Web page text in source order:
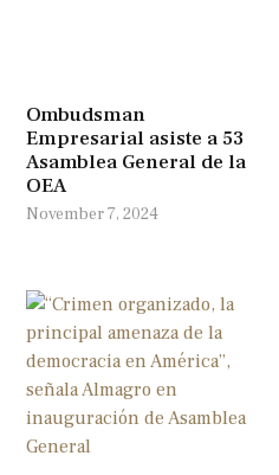
Ombudsman
Empresarial asiste a 53
Asamblea General de la
OEA
November 7, 2024